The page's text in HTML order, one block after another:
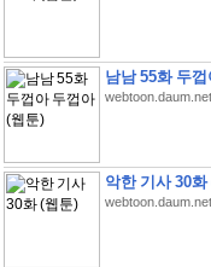
남남 55화 두
webtoon.daum.net
악한 기사 30화
webtoon.daum.net